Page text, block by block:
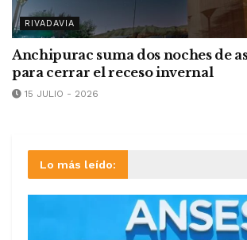
RIVADAVIA
Anchipurac suma dos noches de
para cerrar el receso invernal
15 JULIO - 2026
Lo más leído: